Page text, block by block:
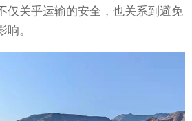
仅关乎运输的安全，也关系到避免
。